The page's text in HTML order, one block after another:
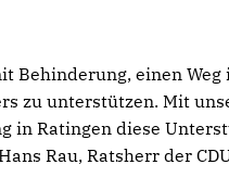
Behinderung, einen Weg
zu unterstützen. Mit
in Ratingen diese
Rau, Ratsherr der